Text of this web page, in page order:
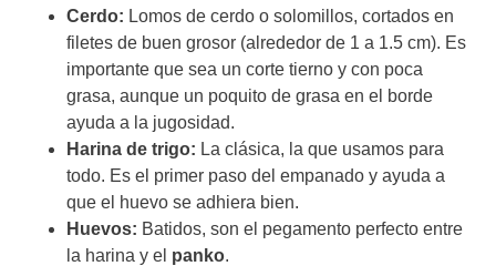
Cerdo: Lomos de cerdo o solomillos, cortados en
filetes de buen grosor (alrededor de 1 a 1.5 cm). Es
importante que sea un corte tierno y con poca
grasa, aunque un poquito de grasa en el borde
ayuda a la jugosidad.
Harina de trigo: La clásica, la que usamos para
todo. Es el primer paso del empanado y ayuda a
que el huevo se adhiera bien.
Huevos: Batidos, son el pegamento perfecto entre
la harina y el panko.